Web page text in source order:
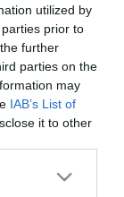
utilized by
prior to
further
parties on the
may
IAB’s List of
it to other
more Google